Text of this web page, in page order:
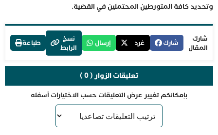
وتحديد كافة المتورطين المحتملين في القضية.
شارك
المقال
شارك غرد إرسال
نسخ
الرابط
طباعة
تعليقات الزوار ( 0 )
بإمكانكم تغيير عرض التعليقات حسب الاختيارات أسفله